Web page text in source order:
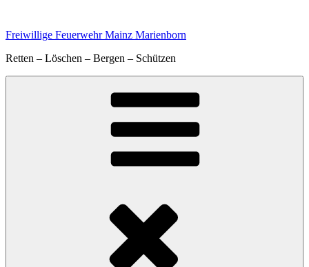
springen
Freiwillige Feuerwehr Mainz Marienborn
Retten – Löschen – Bergen – Schützen